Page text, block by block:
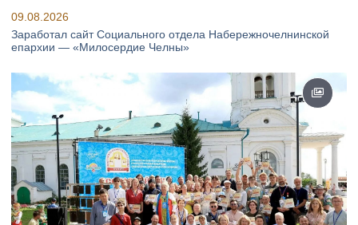
09.08.2026
Заработал сайт Социального отдела Набережночелнинской
епархии — «Милосердие Челны»